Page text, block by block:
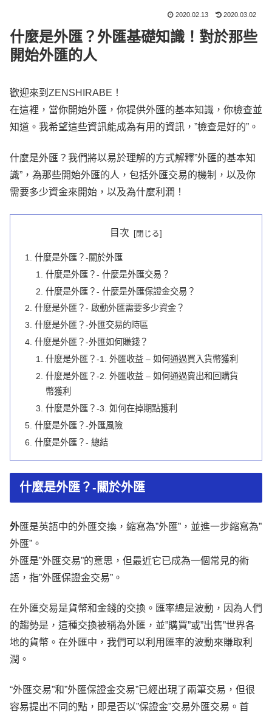
2020.02.13 2020.03.02
什麼是外匯？外匯基礎知識！對於那些
開始外匯的人
歡迎來到ZENSHIRABE！
在這裡，當你開始外匯，你提供外匯的基本知識，你檢查並
知道。我希望這些資訊能成為有用的資訊，”檢查是好的”。
什麼是外匯？我們將以易於理解的方式解釋”外匯的基本知
識”，為那些開始外匯的人，包括外匯交易的機制，以及你
需要多少資金來開始，以及為什麼利潤！
目次
什麼是外匯？-關於外匯
什麼是外匯？- 什麼是外匯交易？
什麼是外匯？- 什麼是外匯保證金交易？
什麼是外匯？- 啟動外匯需要多少資金？
什麼是外匯？-外匯交易的時區
什麼是外匯？-外匯如何賺錢？
什麼是外匯？-1. 外匯收益 – 如何通過買入貨幣獲利
什麼是外匯？-2. 外匯收益 – 如何通過賣出和回購貨
幣獲利
什麼是外匯？-3. 如何在掉期點獲利
什麼是外匯？-外匯風險
什麼是外匯？- 總結
什麼是外匯？-關於外匯
外匯是英語中的外匯交換，縮寫為”外匯”，並進一步縮寫為”
外匯”。
外匯是”外匯交易”的意思，但最近它已成為一個常見的術
語，指”外匯保證金交易”。
在外匯交易是貨幣和金錢的交換。匯率總是波動，因為人們
的趨勢是，這種交換被稱為外匯，並”購買”或”出售”世界各
地的貨幣。在外匯中，我們可以利用匯率的波動來賺取利
潤。
“外匯交易”和”外匯保證金交易”已經出現了兩筆交易，但很
容易提出不同的點，即是否以”保證金”交易外匯交易。首